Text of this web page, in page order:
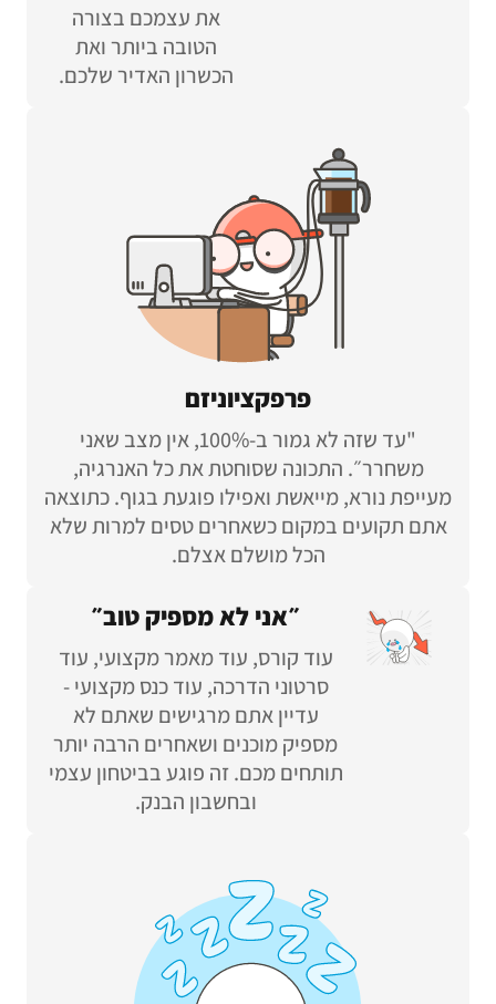
את עצמכם בצורה
הטובה ביותר ואת
הכשרון האדיר שלכם.
פרפקציוניזם
"עד שזה לא גמור ב-100%, אין מצב שאני
משחרר״. התכונה שסוחטת את כל האנרגיה,
מעייפת נורא, מייאשת ואפילו פוגעת בגוף. כתוצאה
אתם תקועים במקום כשאחרים טסים למרות שלא
הכל מושלם אצלם.
״אני לא מספיק טוב״
עוד קורס, עוד מאמר מקצועי, עוד
סרטוני הדרכה, עוד כנס מקצועי -
עדיין אתם מרגישים שאתם לא
מספיק מוכנים ושאחרים הרבה יותר
תותחים מכם. זה פוגע בביטחון עצמי
ובחשבון הבנק.